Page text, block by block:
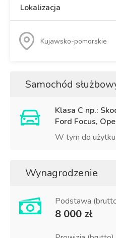
Lokalizacja
Kujawsko-pomorskie
Samochód
Klasa C np.:
Ford Focus,
W tym do
Wynagrodzenie
Podstawa
8 000 zł